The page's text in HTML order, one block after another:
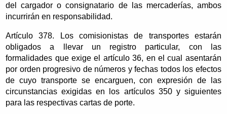
del cargador o consignatario de las mercaderías, ambos
incurrirán en responsabilidad.
Artículo 378. Los comisionistas de transportes estarán
obligados a llevar un registro particular, con las
formalidades que exige el artículo 36, en el cual asentarán
por orden progresivo de números y fechas todos los efectos
de cuyo transporte se encarguen, con expresión de las
circunstancias exigidas en los artículos 350 y siguientes
para las respectivas cartas de porte.